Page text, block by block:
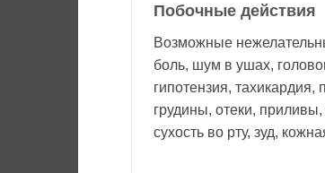
Побочные действия
Возможные
боль, шум в ушах,
гипотензия,
грудины, отеки,
сухость во рту, зуд,